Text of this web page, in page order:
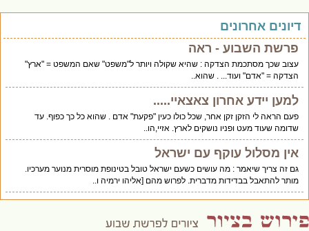
אחרונים
פרשת השבוע - ראה
עצוב שכך מסתכמת הצדקה : שהיא שקולה ויותר ל"משפט" שאם המשפט = "ארץ"
הצדקה = "אדם" ועוד... . שהוא..
למען יידע אחרון צאצאיי.....
פעם הראה לי הזקן זקן אחר, שכל כולו כעין "פקעת" אדם . שהוא כל כך כפוף. עד
שדומה שעוד מעט ופניו נושקים לארץ. אזיי,הו..
אין מסלול עוקף עם ישראל
גם זה צריך שיאמר : מה עושים כשעם ישראל טובל בטינופת מוסרית מנוער מערכיו.
מותר להתאבל בבדידות מדברית. לפרוש מהם [אליהו ירמיה ו..